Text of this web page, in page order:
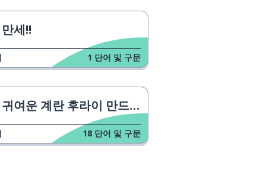
만세!!
1 단어 및 구문
귀여운 계란 후라이 만드는 법
18 단어 및 구문